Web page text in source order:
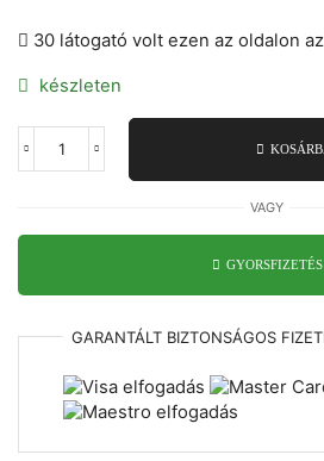
30 látogató volt ezen az oldalon
készleten
Revolution-
VAGY
GYORSFIZETÉS
GARANTÁLT BIZTONSÁGOS